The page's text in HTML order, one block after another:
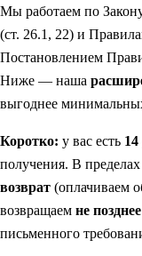
Мы работаем по
(ст. 26.1, 22) и
Постановлением
Ниже — наша
выгоднее
Коротко: у вас есть 14
получения. В
возврат (оплачиваем
возвращаем не
письменного